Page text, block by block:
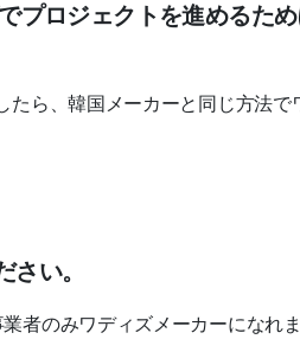
プロジェクトを進めるた
ら、韓国メーカーと同じ方法
い。
者のみワディズメーカーになれま